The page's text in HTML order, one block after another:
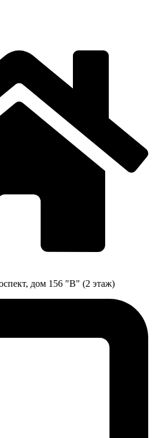
дом 156 "В" (2 этаж)